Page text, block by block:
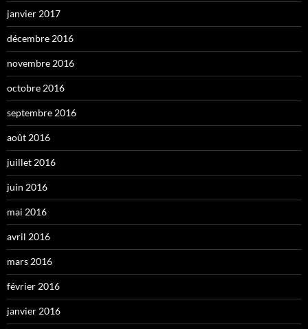
janvier 2017
décembre 2016
novembre 2016
octobre 2016
septembre 2016
août 2016
juillet 2016
juin 2016
mai 2016
avril 2016
mars 2016
février 2016
janvier 2016